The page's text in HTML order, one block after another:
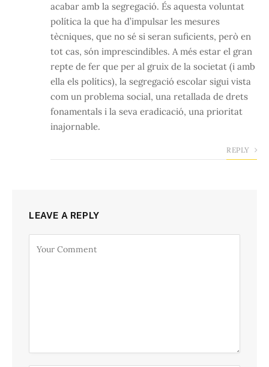
acabar amb la segregació. És aquesta voluntat
política la que ha d’impulsar les mesures
tècniques, que no sé si seran suficients, però en
tot cas, són imprescindibles. A més estar el gran
repte de fer que per al gruix de la societat (i amb
ella els polítics), la segregació escolar sigui vista
com un problema social, una retallada de drets
fonamentals i la seva eradicació, una prioritat
inajornable.
REPLY
LEAVE A REPLY